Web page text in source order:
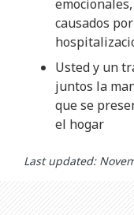
causados
Usted y un
juntos la
que se
el hogar
Last updated: